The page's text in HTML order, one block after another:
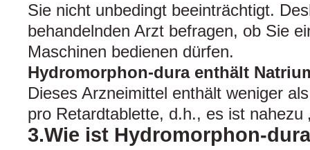
Sie nicht unbedingt beeinträchtigt.
behandelnden Arzt befragen, ob Sie
Maschinen bedienen dürfen.
Hydromorphon-dura enthält
Dieses Arzneimittel enthält weniger
pro Retardtablette, d.h., es ist nahezu
3.Wie ist Hydromorphon-